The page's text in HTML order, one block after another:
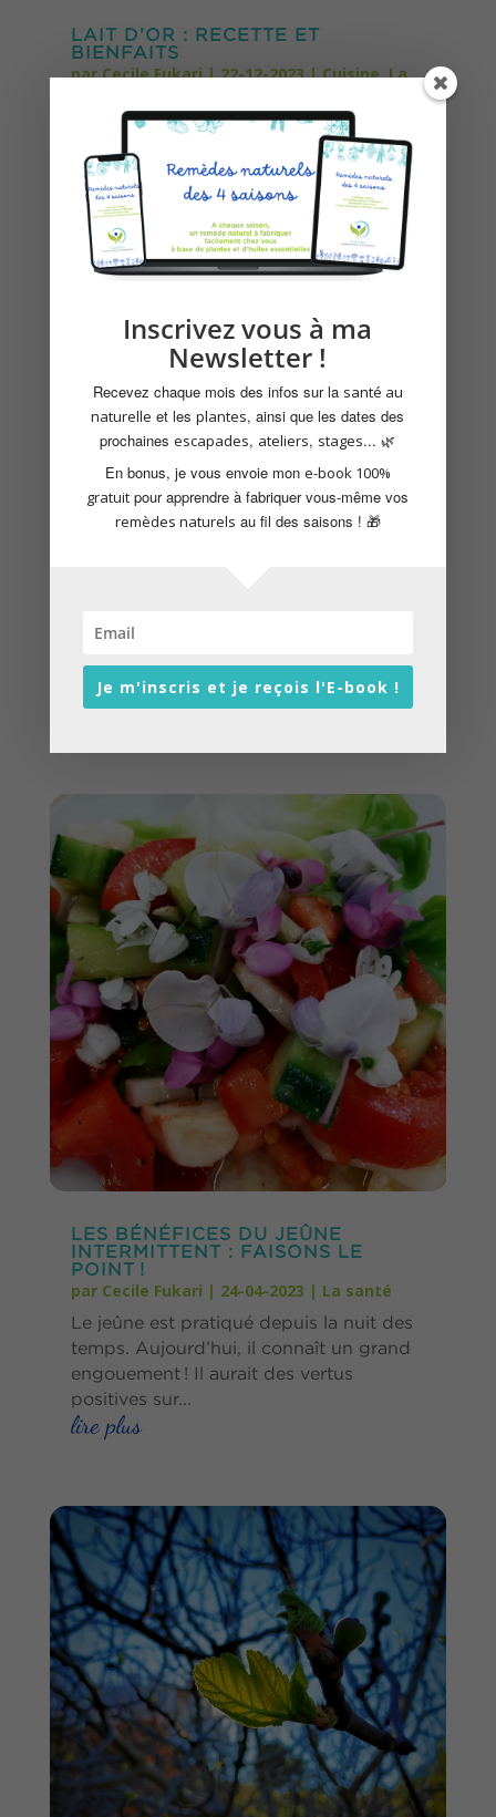
LAIT D’OR : RECETTE ET
BIENFAITS
parCecile Fukari|22-12-2023|Cuisine,La
Le lait d'or, une boisson aux multiples
vertus ! Il est devenu un incontournable
pour ceux qui cherchent à allier plaisir...
lire plus
alors vous n’en avez jamais entendu
interrogation ? Méconnue...
lire plus
LES BÉNÉFICES DU JEÛNE
INTERMITTENT : FAISONS LE
POINT !
par Cecile Fukari | 24-04-2023 | La santé
Le jeûne est pratiqué depuis la nuit des
temps. Aujourd’hui, il connaît un grand
engouement ! Il aurait des vertus
positives sur...
lire plus
Inscrivez vous à ma
Newsletter !
Recevez chaque mois des infos sur la santé au
naturelle et lesplantes, ainsi que les dates des
prochainesescapades, ateliers, stages... 🌿
En bonus, je vous envoie mon e-book 100%
gratuit pour apprendre à fabriquer vous-même vos
remèdes naturels au fil des saisons ! 🎁
Je m'inscris et je reçois l'E-book !